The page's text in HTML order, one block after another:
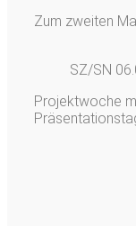
Zum zweiten
SZ/SN
Projektwoche